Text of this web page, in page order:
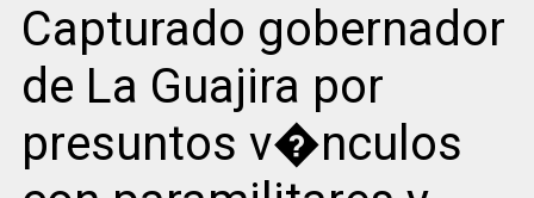
Capturado gobernador
de La Guajira por
presuntos v�nculos